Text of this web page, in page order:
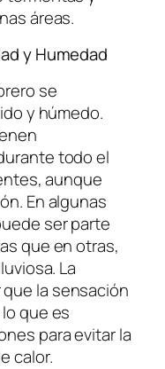
áreas.
y Humedad
se
y húmedo.
todo el
aunque
En algunas
ser parte
que en otras,
La
la sensación
que es
para evitar la
calor.